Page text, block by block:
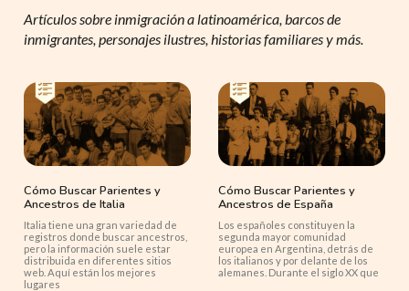
Artículos sobre inmigración a latinoamérica, barcos de
inmigrantes, personajes ilustres, historias familiares y más.
Cómo Buscar Parientes y
Ancestros de Italia
Italia tiene una gran variedad de
registros donde buscar ancestros,
pero la información suele estar
distribuida en diferentes sitios
web. Aquí están los mejores
lugares
Cómo Buscar Parientes y
Ancestros de España
Los españoles constituyen la
segunda mayor comunidad
europea en Argentina, detrás de
los italianos y por delante de los
alemanes. Durante el siglo XX que